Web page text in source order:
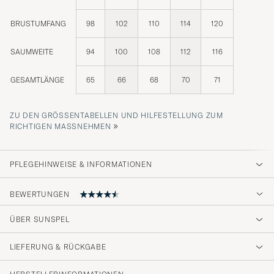
BRUSTUMFANG 98 102 110 114 120
SAUMWEITE 94 100 108 112 116
GESAMTLÄNGE 65 66 68 70 71
ZU DEN GRÖSSENTABELLEN UND HILFESTELLUNG ZUM R
ICHTIGEN MASSNEHMEN
»
PFLEGEHINWEISE & INFORMATIONEN
BEWERTUNGEN
Material und Sitz sind topp
PETER P GEKAUFT AM AUF CAREOFCARL.DE
ÜBER SUNSPEL
LIEFERUNG & RÜCKGABE